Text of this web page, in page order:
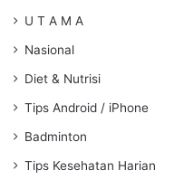
U T A M A
Nasional
Diet & Nutrisi
Tips Android / iPhone
Badminton
Tips Kesehatan Harian